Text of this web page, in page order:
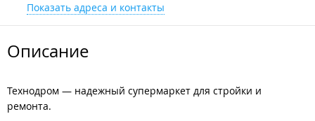
Показать адреса и контакты
Описание
Технодром — надежный супермаркет для стройки и
ремонта.